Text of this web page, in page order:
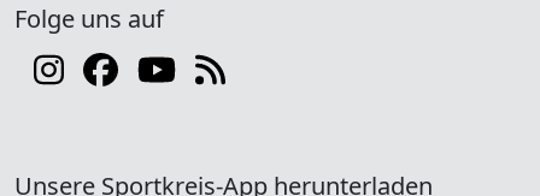
Folge uns auf
Unsere Sportkreis-App herunterladen